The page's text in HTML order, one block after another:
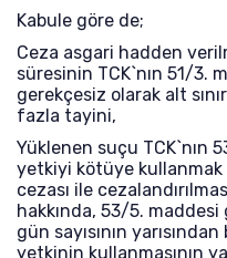
Kabule göre de;
Ceza asgari hadden
süresinin TCK`nın 51/3.
gerekçesiz olarak alt
fazla tayini,
Yüklenen suçu TCK`nın
yetkiyi kötüye
cezası ile
hakkında, 53/5.
gün sayısının
yetkinin kullanmasının